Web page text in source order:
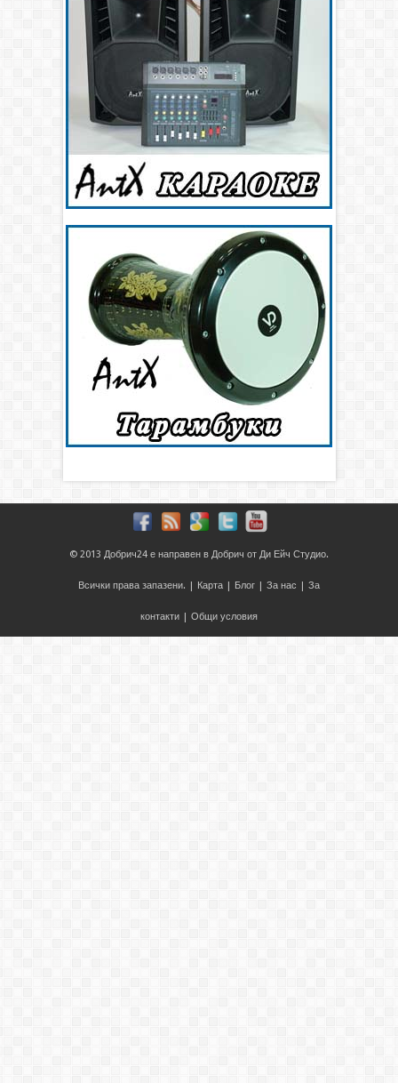
© 2013 Добрич24 е направен в Добрич от Ди Ейч Студио.
Всички права запазени. | Карта Блог За нас За
контакти Общи условия